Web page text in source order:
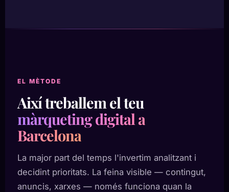
EL MÈTODE
Així treballem el teu
màrqueting digital a
Barcelona
La major part del temps l'invertim analitzant i
decidint prioritats. La feina visible — contingut,
anuncis, xarxes — només funciona quan la